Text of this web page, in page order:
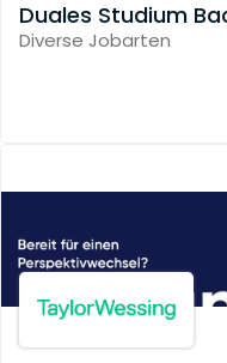
Duales Studium
Diverse Jobarten